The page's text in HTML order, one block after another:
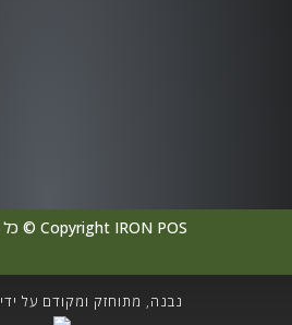
Copyright IRON POS © כל הזכויות שמורות
נבנה, מתוחזק ומקודם על ידי CLICKIN360